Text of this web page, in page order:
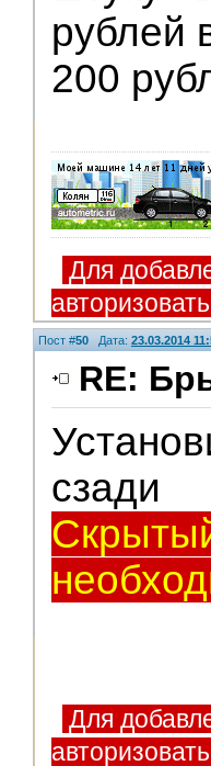
рублей
200
Для
Пост #50 Дата: 23.03.2014
RE:
сзади
Для